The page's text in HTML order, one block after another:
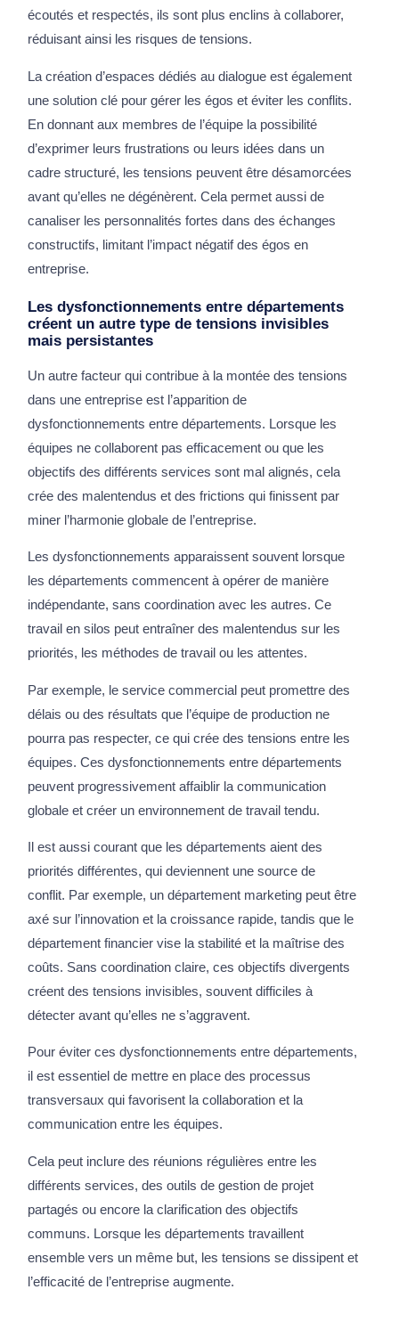
écoutés et respectés, ils sont plus enclins à collaborer,
réduisant ainsi les risques de tensions.
La création d’espaces dédiés au dialogue est également
une solution clé pour gérer les égos et éviter les conflits.
En donnant aux membres de l’équipe la possibilité
d’exprimer leurs frustrations ou leurs idées dans un
cadre structuré, les tensions peuvent être désamorcées
avant qu’elles ne dégénèrent. Cela permet aussi de
canaliser les personnalités fortes dans des échanges
constructifs, limitant l’impact négatif des égos en
entreprise.
Les dysfonctionnements entre départements
créent un autre type de tensions invisibles
mais persistantes
Un autre facteur qui contribue à la montée des tensions
dans une entreprise est l’apparition de
dysfonctionnements entre départements. Lorsque les
équipes ne collaborent pas efficacement ou que les
objectifs des différents services sont mal alignés, cela
crée des malentendus et des frictions qui finissent par
miner l’harmonie globale de l’entreprise.
Les dysfonctionnements apparaissent souvent lorsque
les départements commencent à opérer de manière
indépendante, sans coordination avec les autres. Ce
travail en silos peut entraîner des malentendus sur les
priorités, les méthodes de travail ou les attentes.
Par exemple, le service commercial peut promettre des
délais ou des résultats que l’équipe de production ne
pourra pas respecter, ce qui crée des tensions entre les
équipes. Ces dysfonctionnements entre départements
peuvent progressivement affaiblir la communication
globale et créer un environnement de travail tendu.
Il est aussi courant que les départements aient des
priorités différentes, qui deviennent une source de
conflit. Par exemple, un département marketing peut être
axé sur l’innovation et la croissance rapide, tandis que le
département financier vise la stabilité et la maîtrise des
coûts. Sans coordination claire, ces objectifs divergents
créent des tensions invisibles, souvent difficiles à
détecter avant qu’elles ne s’aggravent.
Pour éviter ces dysfonctionnements entre départements,
il est essentiel de mettre en place des processus
transversaux qui favorisent la collaboration et la
communication entre les équipes.
Cela peut inclure des réunions régulières entre les
différents services, des outils de gestion de projet
partagés ou encore la clarification des objectifs
communs. Lorsque les départements travaillent
ensemble vers un même but, les tensions se dissipent et
l’efficacité de l’entreprise augmente.